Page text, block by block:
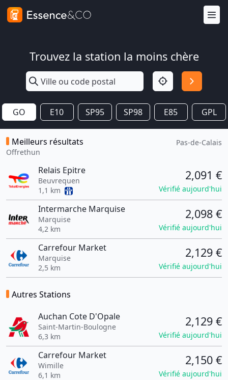
Trouvez la station la moins chère
GO E10 SP95 SP98 E85 GPL
Meilleurs résultats
Offrethun
Pas-de-Calais
Relais Epitre
Beuvrequen
1,1 km
2,091 €
Vérifié aujourd'hui
Intermarche Marquise
Marquise
4,2 km
2,098 €
Vérifié aujourd'hui
Carrefour Market
Marquise
2,5 km
2,129 €
Vérifié aujourd'hui
Autres Stations
Auchan Cote D'Opale
Saint-Martin-Boulogne
6,3 km
2,129 €
Vérifié aujourd'hui
Carrefour Market
Wimille
6,1 km
2,150 €
Vérifié aujourd'hui